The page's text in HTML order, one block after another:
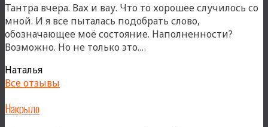
Тантра вчера. Вах и вау. Что то хорошее случилось со
мной. И я все пыталась подобрать слово,
обозначающее моё состояние. Наполненности?
Возможно. Но не только это.…
Наталья
Все отзывы
Накрыло